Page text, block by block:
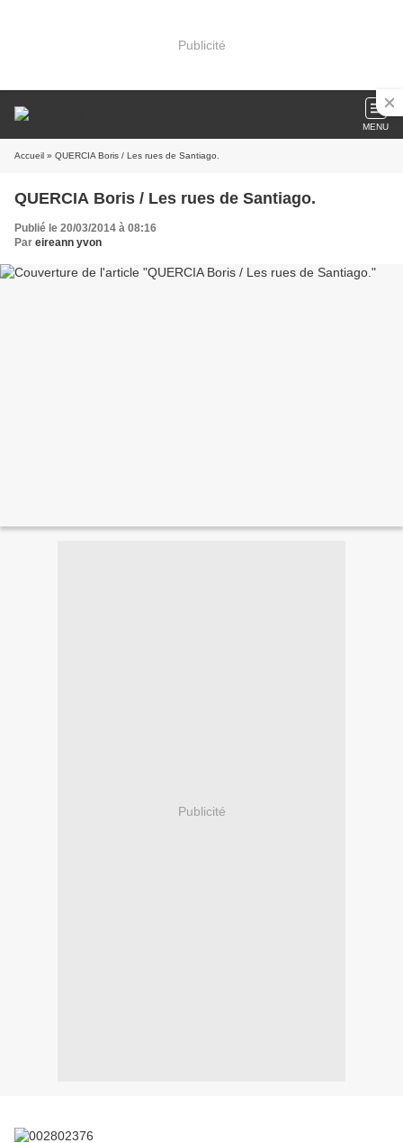
Publicité
MENU
Accueil » QUERCIA Boris / Les rues de Santiago.
QUERCIA Boris / Les rues de Santiago.
Publié le 20/03/2014 à 08:16
Par eireann yvon
Publicité